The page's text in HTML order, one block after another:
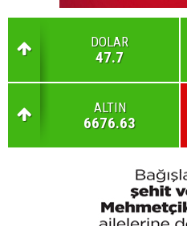
DOLAR
47.7
ALTIN
6676.63